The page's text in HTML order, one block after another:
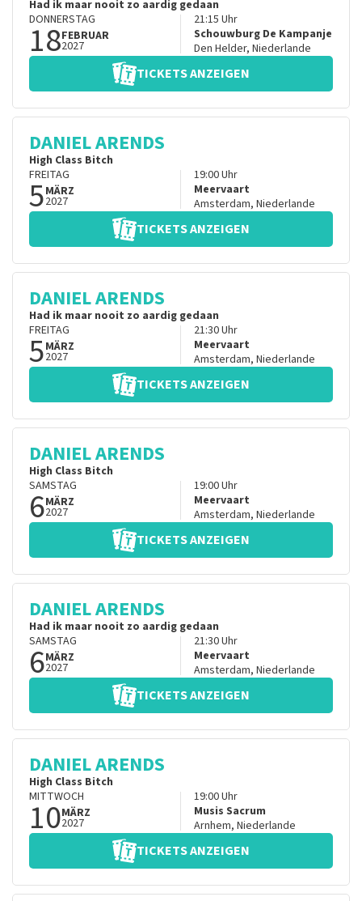
Had ik maar nooit zo aardig gedaan
DONNERSTAG
18FEBRUAR
2027
21:15 Uhr
Schouwburg De Kampanje
Den Helder, Niederlande
TICKETS ANZEIGEN
DANIEL ARENDS
High Class Bitch
FREITAG
5MÄRZ
2027
19:00Uhr
Meervaart
Amsterdam, Niederlande
TICKETS ANZEIGEN
DANIEL ARENDS
Had ik maar nooit zo aardig gedaan
FREITAG
5MÄRZ
2027
21:30Uhr
Meervaart
Amsterdam, Niederlande
TICKETS ANZEIGEN
DANIEL ARENDS
High Class Bitch
SAMSTAG
6MÄRZ
2027
19:00Uhr
Meervaart
Amsterdam, Niederlande
TICKETS ANZEIGEN
DANIEL ARENDS
Had ik maar nooit zo aardig gedaan
SAMSTAG
6MÄRZ
2027
21:30Uhr
Meervaart
Amsterdam, Niederlande
TICKETS ANZEIGEN
DANIEL ARENDS
High Class Bitch
MITTWOCH
10MÄRZ
2027
19:00Uhr
Musis Sacrum
Arnhem, Niederlande
TICKETS ANZEIGEN